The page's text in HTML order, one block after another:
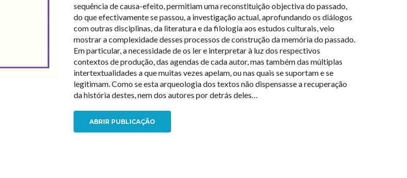
sequência de causa-efeito, permitiam uma reconstituição objectiva do passado,
do que efectivamente se passou, a investigação actual, aprofundando os diálogos
com outras disciplinas, da literatura e da filologia aos estudos culturais, veio
mostrar a complexidade desses processos de construção da memória do passado.
Em particular, a necessidade de os ler e interpretar à luz dos respectivos
contextos de produção, das agendas de cada autor, mas também das múltiplas
intertextualidades a que muitas vezes apelam, ou nas quais se suportam e se
legitimam. Como se esta arqueologia dos textos não dispensasse a recuperação
da história destes, nem dos autores por detrás deles…
ABRIR PUBLICAÇÃO